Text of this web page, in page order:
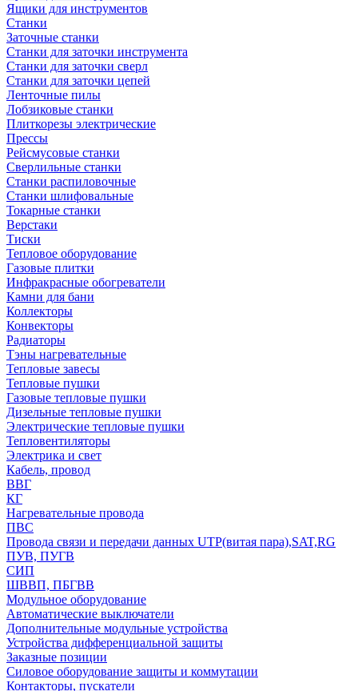
Ящики для инструментов
Станки
Заточные станки
Станки для заточки инструмента
Станки для заточки сверл
Станки для заточки цепей
Ленточные пилы
Лобзиковые станки
Плиткорезы электрические
Прессы
Рейсмусовые станки
Сверлильные станки
Станки распиловочные
Станки шлифовальные
Токарные станки
Верстаки
Тиски
Тепловое оборудование
Газовые плитки
Инфракрасные обогреватели
Камни для бани
Коллекторы
Конвекторы
Радиаторы
Тэны нагревательные
Тепловые завесы
Тепловые пушки
Газовые тепловые пушки
Дизельные тепловые пушки
Электрические тепловые пушки
Тепловентиляторы
Электрика и свет
Кабель, провод
ВВГ
КГ
Нагревательные провода
ПВС
Провода связи и передачи данных UTP(витая пара),SAT,RG
ПУВ, ПУГВ
СИП
ШВВП, ПБГВВ
Модульное оборудование
Автоматические выключатели
Дополнительные модульные устройства
Устройства дифференциальной защиты
Заказные позиции
Силовое оборудование защиты и коммутации
Контакторы, пускатели